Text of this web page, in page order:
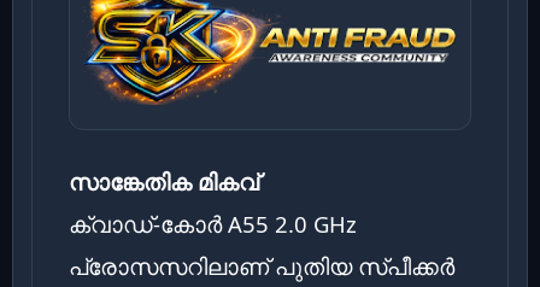
സാങ്കേതിക മികവ്
ക്വാഡ്-കോർ A55 2.0 GHz
പ്രോസസറിലാണ് പുതിയ സ്പീക്കർ